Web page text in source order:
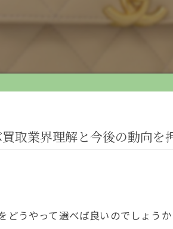
取業界理解と今後の動向を
どうやって選べば良いのでしょう